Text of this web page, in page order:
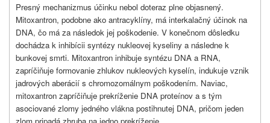
Presný mechanizmus účinku nebol doteraz plne objasnený.
Mitoxantron, podobne ako antracyklíny, má interkalačný účinok na
DNA, čo má za následok jej poškodenie. V konečnom dôsledku
dochádza k inhibícii syntézy nukleovej kyseliny a následne k
bunkovej smrti. Mitoxantron inhibuje syntézu DNA a RNA,
zapríčiňuje formovanie zhlukov nukleových kyselín, indukuje vznik
jadrových aberácií s chromozomálnym poškodením. Naviac,
mitoxantron zapríčiňuje prekríženie DNA proteínov a s tým
asociované zlomy jedného vlákna postihnutej DNA, pričom jeden